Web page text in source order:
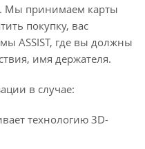
Мы принимаем карты
покупку, вас
ASSIST, где вы должны
имя держателя.
в случае:
технологию 3D-